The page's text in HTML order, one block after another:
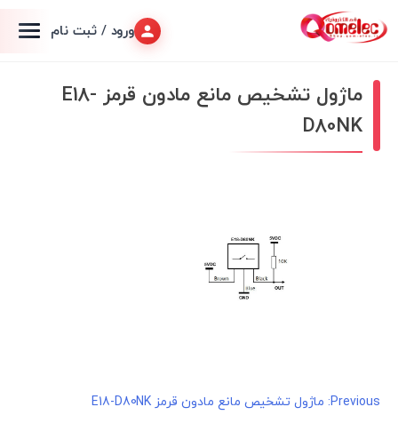
ورود / ثبت نام
ماژول تشخیص مانع مادون قرمز E18-
D80NK
راهبری
Previous: ماژول تشخیص مانع مادون قرمز E18-D80NK